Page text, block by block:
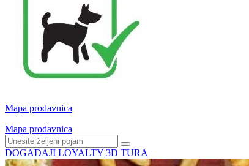
Mapa prodavnica
Mapa prodavnica
DOGAĐAJI LOYALTY 3D TURA